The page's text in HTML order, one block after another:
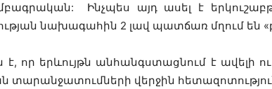
Ինչպես այդ ասել է
նախագահին 2 լավ պատճառ մղում են «
է, որ երևույթն անհանգստացնում է ավելի ու
տարանջատումների վերջին